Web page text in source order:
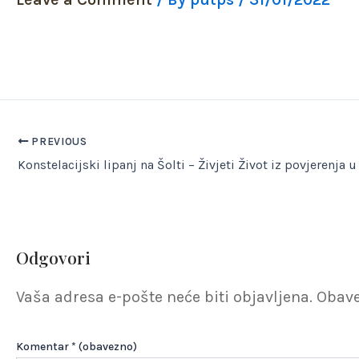
PREVIOUS
Odgovori
Vaša adresa e-pošte neće biti objavljena.
Komentar * (obavezno)